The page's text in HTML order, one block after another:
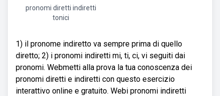
pronomi diretti indiretti
tonici
1) il pronome indiretto va sempre prima di quello
diretto; 2) i pronomi indiretti mi, ti, ci, vi seguiti dai
pronomi. Webmetti alla prova la tua conoscenza dei
pronomi diretti e indiretti con questo esercizio
interattivo online e gratuito. Webi pronomi indiretti